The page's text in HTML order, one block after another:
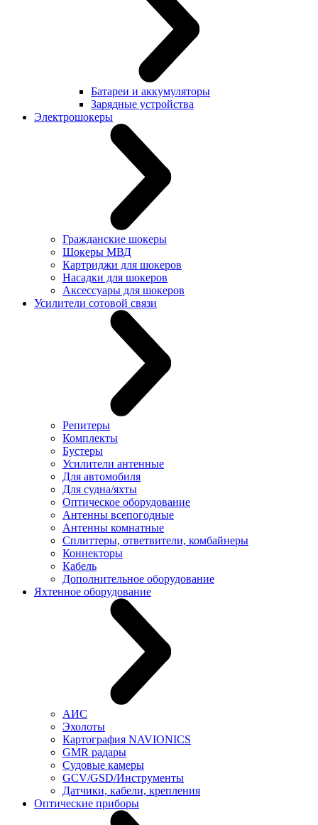
Батареи и аккумуляторы
Зарядные устройства
Электрошокеры
Гражданские шокеры
Шокеры МВД
Картриджи для шокеров
Насадки для шокеров
Аксессуары для шокеров
Усилители сотовой связи
Репитеры
Комплекты
Бустеры
Усилители антенные
Для автомобиля
Для судна/яхты
Оптическое оборудование
Антенны всепогодные
Антенны комнатные
Сплиттеры, ответвители, комбайнеры
Коннекторы
Кабель
Дополнительное оборудование
Яхтенное оборудование
АИС
Эхолоты
Картография NAVIONICS
GMR радары
Судовые камеры
GCV/GSD/Инструменты
Датчики, кабели, крепления
Оптические приборы